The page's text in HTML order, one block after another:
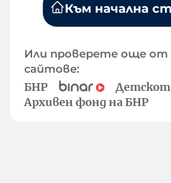
Към начална
Или проверете още
сайтове:
БНР
Архивен фонд на БНР